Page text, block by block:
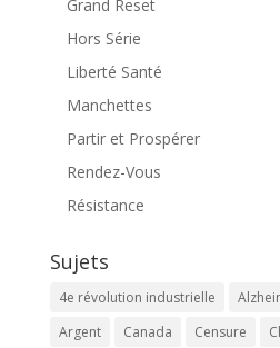
Grand Reset
Hors Série
Liberté Santé
Manchettes
Partir et Prospérer
Rendez-Vous
Résistance
Sujets
4e révolution industrielle
Argent
Canada Censure